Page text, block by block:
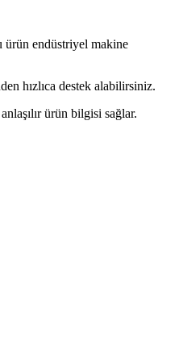
endüstriyel makine
hızlıca destek alabilirsiniz.
ürün bilgisi sağlar.